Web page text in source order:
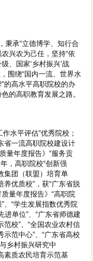
秉承“立德博学、知行合
兴农为己任，坚持“依
、国家‘乡村振兴’战
围绕“国内一流、世界水
的高水平高职院校的办
的高职教育发展之路。
水平评估”优秀院校；
省一流高职院校建设计
量年度报告》“服务贡
，高职院校“创新强
集团（联盟）培育单
优质校”，获“广东省脱
量年度报告》“高职院
、“学生发展指数优秀院
进单位”、“广东省师德建
范校”、“全国农业农村信
示范中心”、“广东省高校
乡村振兴研究中
素质农民培育示范基